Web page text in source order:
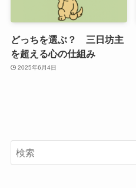
どっちを選ぶ？ 三日坊主
を超える心の仕組み
2025年6月4日